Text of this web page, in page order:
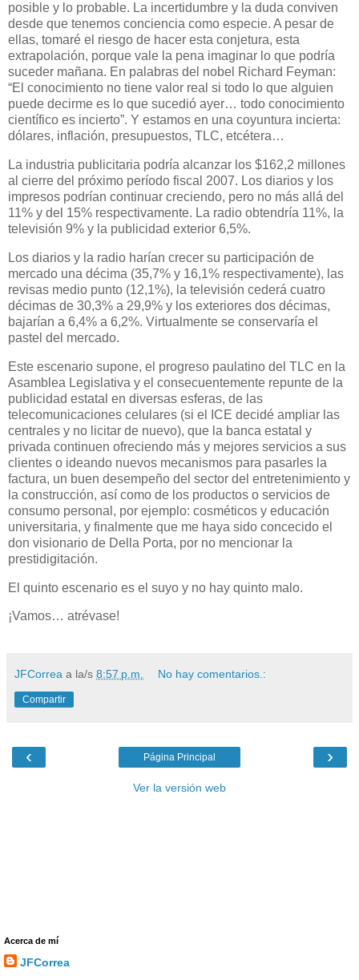
posible y lo probable. La incertidumbre y la duda conviven
desde que tenemos conciencia como especie. A pesar de
ellas, tomaré el riesgo de hacer esta conjetura, esta
extrapolación, porque vale la pena imaginar lo que podría
suceder mañana. En palabras del nobel Richard Feyman:
“El conocimiento no tiene valor real si todo lo que alguien
puede decirme es lo que sucedió ayer… todo conocimiento
científico es incierto”. Y estamos en una coyuntura incierta:
dólares, inflación, presupuestos, TLC, etcétera…
La industria publicitaria podría alcanzar los $162,2 millones
al cierre del próximo período fiscal 2007. Los diarios y los
impresos podrían continuar creciendo, pero no más allá del
11% y del 15% respectivamente. La radio obtendría 11%, la
televisión 9% y la publicidad exterior 6,5%.
Los diarios y la radio harían crecer su participación de
mercado una décima (35,7% y 16,1% respectivamente), las
revisas medio punto (12,1%), la televisión cederá cuatro
décimas de 30,3% a 29,9% y los exteriores dos décimas,
bajarían a 6,4% a 6,2%. Virtualmente se conservaría el
pastel del mercado.
Este escenario supone, el progreso paulatino del TLC en la
Asamblea Legislativa y el consecuentemente repunte de la
publicidad estatal en diversas esferas, de las
telecomunicaciones celulares (si el ICE decidé ampliar las
centrales y no licitar de nuevo), que la banca estatal y
privada continuen ofreciendo más y mejores servicios a sus
clientes o ideando nuevos mecanismos para pasarles la
factura, un buen desempeño del sector del entretenimiento y
la construcción, así como de los productos o servicios de
consumo personal, por ejemplo: cosméticos y educación
universitaria, y finalmente que me haya sido concecido el
don visionario de Della Porta, por no mencionar la
prestidigitación.
El quinto escenario es el suyo y no hay quinto malo.
¡Vamos… atrévase!
JFCorrea a la/s 8:57 p.m. No hay comentarios.:
Compartir
‹ ›
Página Principal
Ver la versión web
Acerca de mí
JFCorrea